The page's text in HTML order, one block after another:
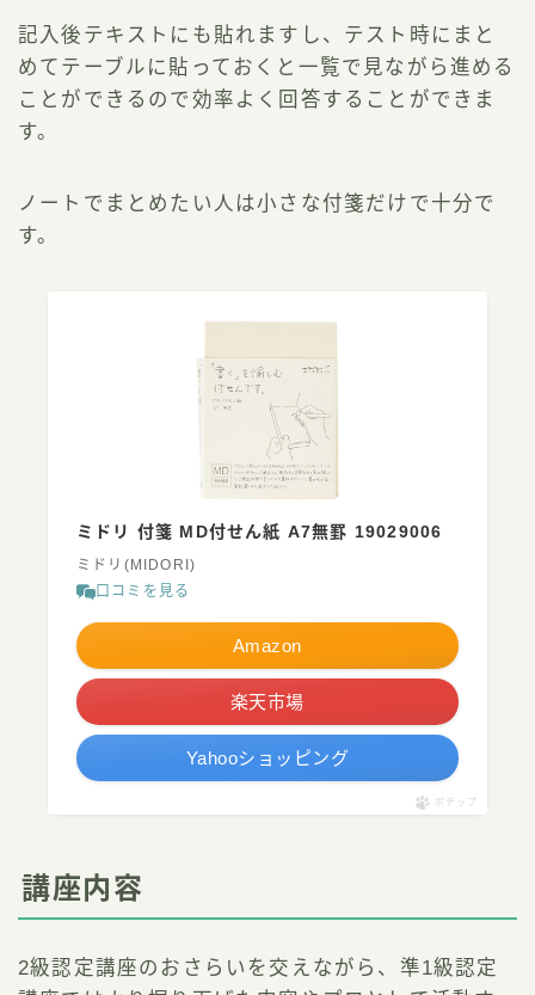
記入後テキストにも貼れますし、テスト時にまと
めてテーブルに貼っておくと一覧で見ながら進める
ことができるので効率よく回答することができま
す。
ノートでまとめたい人は小さな付箋だけで十分で
す。
ミドリ 付箋 MD付せん紙 A7無罫 19029006
ミドリ(MIDORI)
口コミを見る
Amazon
楽天市場
Yahooショッピング
ポチップ
講座内容
2級認定講座のおさらいを交えながら、準1級認定